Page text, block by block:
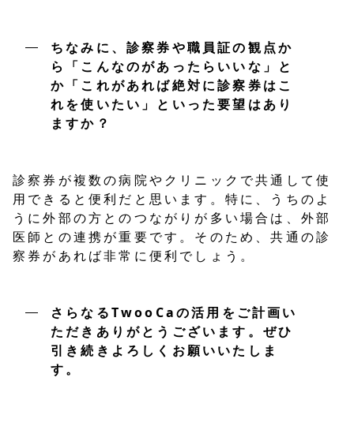
ちなみに、診察券や職員証の観点か
ら「こんなのがあったらいいな」と
か「これがあれば絶対に診察券はこ
れを使いたい」といった要望はあり
ますか？
診察券が複数の病院やクリニックで共通して使
用できると便利だと思います。特に、うちのよ
うに外部の方とのつながりが多い場合は、外部
医師との連携が重要です。そのため、共通の診
察券があれば非常に便利でしょう。
さらなるTwooCaの活用をご計画い
ただきありがとうございます。ぜひ
引き続きよろしくお願いいたしま
す。